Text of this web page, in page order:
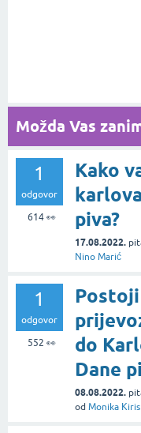
Možda Vas
1
odgovor
614👀
Kako
piva?
17.08.2022.
Nino Marić
1
odgovor
552 👀
do
Dane
08.08.2022.
od Monika Kiris